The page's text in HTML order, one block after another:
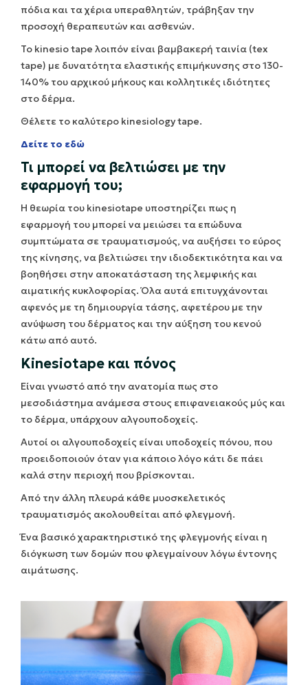
πόδια και τα χέρια υπεραθλητών, τράβηξαν την
προσοχή θεραπευτών και ασθενών.
Το kinesio tape λοιπόν είναι βαμβακερή ταινία (tex
tape) με δυνατότητα ελαστικής επιμήκυνσης στο 130-
140% του αρχικού μήκους και κολλητικές ιδιότητες
στο δέρμα.
Θέλετε το καλύτερο kinesiology tape.
Δείτε το εδώ
Τι μπορεί να βελτιώσει με την
εφαρμογή του;
Η θεωρία του kinesiotape υποστηρίζει πως η
εφαρμογή του μπορεί να μειώσει τα επώδυνα
συμπτώματα σε τραυματισμούς, να αυξήσει το εύρος
της κίνησης, να βελτιώσει την ιδιοδεκτικότητα και να
βοηθήσει στην αποκατάσταση της λεμφικής και
αιματικής κυκλοφορίας. Όλα αυτά επιτυγχάνονται
αφενός με τη δημιουργία τάσης, αφετέρου με την
ανύψωση του δέρματος και την αύξηση του κενού
κάτω από αυτό.
Kinesiotape και πόνος
Είναι γνωστό από την ανατομία πως στο
μεσοδιάστημα ανάμεσα στους επιφανειακούς μύς και
το δέρμα, υπάρχουν αλγουποδοχείς.
Αυτοί οι αλγουποδοχείς είναι υποδοχείς πόνου, που
προειδοποιούν όταν για κάποιο λόγο κάτι δε πάει
καλά στην περιοχή που βρίσκονται.
Από την άλλη πλευρά κάθε μυοσκελετικός
τραυματισμός ακολουθείται από φλεγμονή.
Ένα βασικό χαρακτηριστικό της φλεγμονής είναι η
διόγκωση των δομών που φλεγμαίνουν λόγω έντονης
αιμάτωσης.